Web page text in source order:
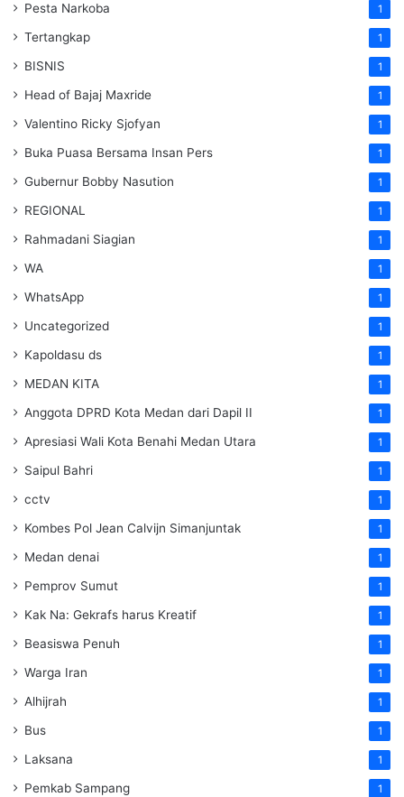
Pesta Narkoba 1
Tertangkap 1
BISNIS 1
Head of Bajaj Maxride 1
Valentino Ricky Sjofyan 1
Buka Puasa Bersama Insan Pers 1
Gubernur Bobby Nasution 1
REGIONAL 1
Rahmadani Siagian 1
WA 1
WhatsApp 1
Uncategorized 1
Kapoldasu ds 1
MEDAN KITA 1
Anggota DPRD Kota Medan dari Dapil II 1
Apresiasi Wali Kota Benahi Medan Utara 1
Saipul Bahri 1
cctv 1
Kombes Pol Jean Calvijn Simanjuntak 1
Medan denai 1
Pemprov Sumut 1
Kak Na: Gekrafs harus Kreatif 1
Beasiswa Penuh 1
Warga Iran 1
Alhijrah 1
Bus 1
Laksana 1
Pemkab Sampang 1